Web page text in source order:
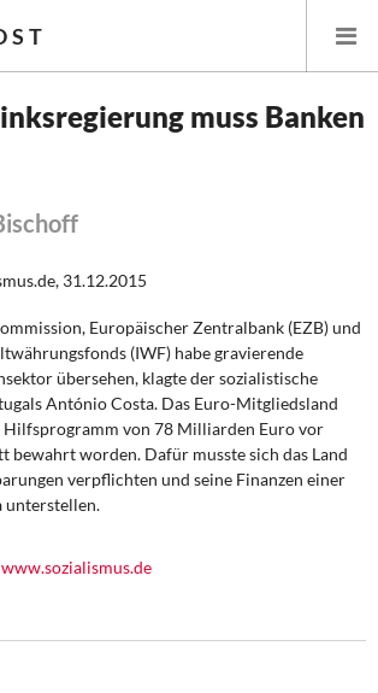
und Finanzpolitik
und Daseinsvorsorge
muss Banken
31.12.2015
Europäischer Zentralbank (EZB) und
(IWF) habe gravierende
übersehen, klagte der sozialistische
António Costa. Das Euro-Mitgliedsland
von 78 Milliarden Euro vor
bewahrt worden. Dafür musste sich das Land
verpflichten und seine Finanzen einer
unterstellen.
www.sozialismus.de